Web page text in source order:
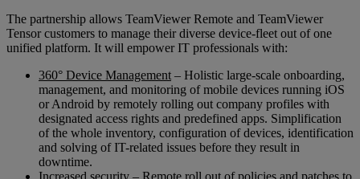
The partnership allows TeamViewer Remote and TeamViewer
Tensor customers to manage their diverse device-fleet out of one
unified platform. It will empower IT professionals with:
360° Device Management– Holistic large-scale onboarding,
management, and monitoring of mobile devices running iOS
or Android by remotely rolling out company profiles with
designated access rights and predefined apps. Simplification
of the whole inventory, configuration of devices, identification
and solving of IT-related issues before they result in
downtime.